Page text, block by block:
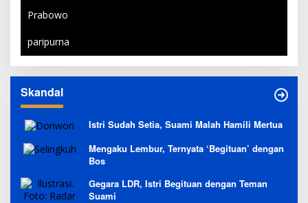
Prabowo
paripurna
Skandal
Istri Sudah Setia, Suami Malah Hamili Mertua
Mengaku Lembur, Ternyata ‘Begituan’ dengan
Bos
Gegara LDR, Istri Begituan dengan Teman
Suami